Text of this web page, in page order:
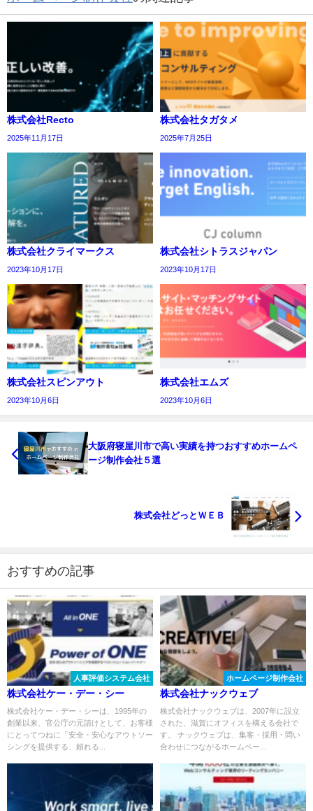
株式会社Recto
2025年11月17日
株式会社タガタメ
2025年7月25日
株式会社クライマークス
2023年10月17日
株式会社シトラスジャパン
2023年10月17日
株式会社スピンアウト
2023年10月6日
株式会社エムズ
2023年10月6日
大阪府寝屋川市で高い実績を持つおすすめホームペ
ージ制作会社５選
株式会社どっとＷＥＢ
おすすめの記事
人事評価システム会社
株式会社ケー・デー・シー
株式会社ケー・デー・シーは、1995年の
創業以来、官公庁の元請けとして、お客様
にとってつねに「安全・安心なアウトソー
シングを提供する、頼れる...
ホームページ制作会社
株式会社ナックウェブ
株式会社ナックウェブは、2007年に設立
された、滋賀にオフィスを構える会社で
す。 ナックウェブは、集客・採用・問い
合わせにつながるホームペー...